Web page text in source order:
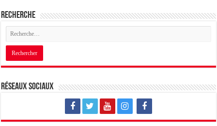
Recherche
Réseaux sociaux